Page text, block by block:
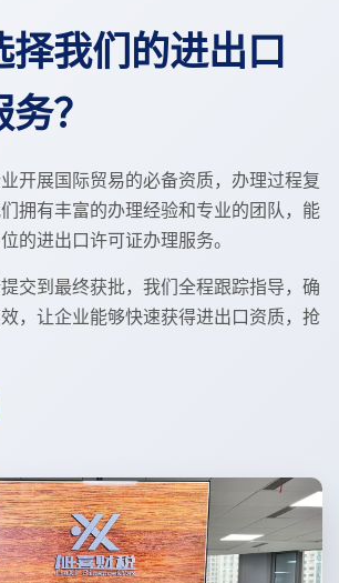
择我们的进出口
？
开展国际贸易的必备资质，办理过程复
拥有丰富的办理经验和专业的团队，能
的进出口许可证办理服务。
交到最终获批，我们全程跟踪指导，确
，让企业能够快速获得进出口资质，抢